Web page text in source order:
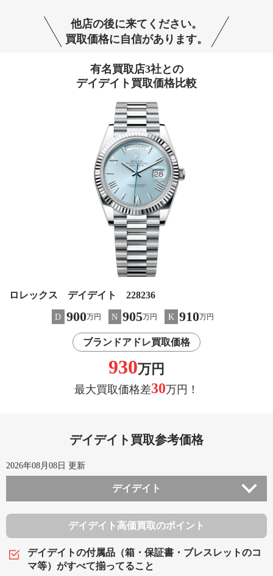
他店の後に来てください。
買取価格に自信があります。
有名買取店3社との
デイデイト買取価格比較
ロレックス デイデイト 228236
D 900万円 N 905万円 K 910万円
ブランドアドレ買取価格
930万円
最大買取価格差30万円！
デイデイト買取参考価格
2026年08月08日 更新
デイデイト
デイデイト高価買取のポイント
デイデイトの付属品（箱・保証書・ブレスレットのコ
マ等）がすべて揃ってること